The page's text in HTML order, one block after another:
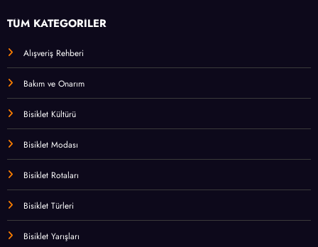
TÜM KATEGORİLER
Alışveriş Rehberi
Bakım ve Onarım
Bisiklet Kültürü
Bisiklet Modası
Bisiklet Rotaları
Bisiklet Türleri
Bisiklet Yarışları